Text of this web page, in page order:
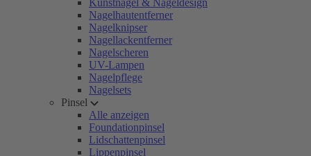
Kunstnägel & Nageldesign
Nagelhautentferner
Nagelknipser
Nagellackentferner
Nagelscheren
UV-Lampen
Nagelpflege
Nagelsets
Pinsel
Alle anzeigen
Foundationpinsel
Lidschattenpinsel
Lippenpinsel